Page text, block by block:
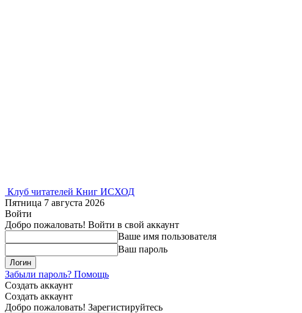
Клуб читателей Книг ИСХОД
Пятница 7 августа 2026
Войти
Добро пожаловать! Войти в свой аккаунт
Ваше имя пользователя
Ваш пароль
Забыли пароль? Помощь
Создать аккаунт
Создать аккаунт
Добро пожаловать! Зарегистируйтесь